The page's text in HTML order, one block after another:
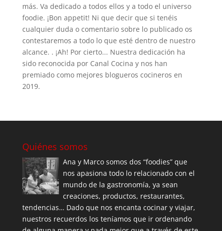
más. Va dedicado a todos ellos y a todo el universo
foodie. ¡Bon appetit! Ni que decir que si tenéis
cualquier duda o comentario sobre lo publicado os
contestaremos a todo lo que esté dentro de nuestro
alcance. . ¡Ah! Por cierto... Nuestra dedicación ha
sido reconocida por Canal Cocina y nos han
premiado como mejores blogueros cocineros en
2019.
Quiénes somos
Ana y Marco somos dos “foodies” que
nos apasiona todo lo relacionado con el
mundo de la gastronomía, ya sean
creaciones, productos, restaurantes,
tendencias… Dado que nos encanta cocinar y viajar,
nuestros recuerdos los teníamos que ir ordenando